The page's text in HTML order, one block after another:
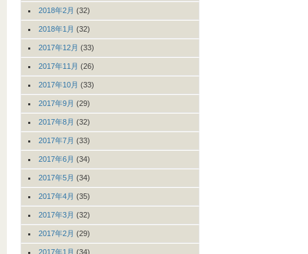
2018年2月 (32)
2018年1月 (32)
2017年12月 (33)
2017年11月 (26)
2017年10月 (33)
2017年9月 (29)
2017年8月 (32)
2017年7月 (33)
2017年6月 (34)
2017年5月 (34)
2017年4月 (35)
2017年3月 (32)
2017年2月 (29)
2017年1月 (34)